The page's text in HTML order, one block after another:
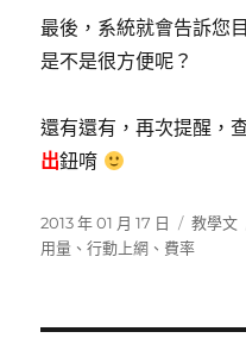
最後，系統就會告訴您
是不是很方便呢？
還有還有，再次提醒，
出鈕唷
發
佈
2013 年 01 月 17 日
分
類
教學文
用量 、行動上網 、 費率